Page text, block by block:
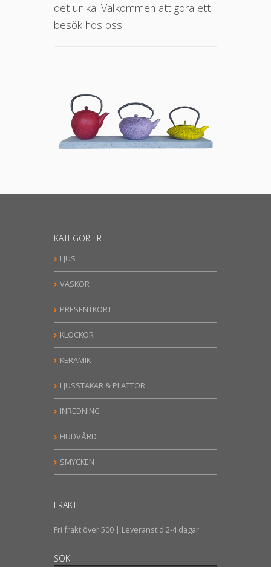
det unika. Välkommen att göra ett
besök hos oss !
KATEGORIER
LJUS
VÄSKOR
PRESENTKORT
KLOCKOR
KERAMIK
LJUSSTAKAR & PLATTOR
INREDNING
HUDVÅRD
SMYCKEN
FRAKT
Fri frakt över 500 | Leveranstid 2-4 dagar
SÖK